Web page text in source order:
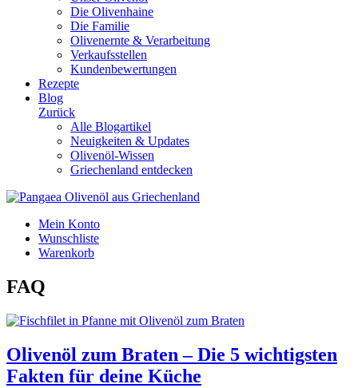
Die Olivenhaine
Die Familie
Olivenernte & Verarbeitung
Verkaufsstellen
Kundenbewertungen
Rezepte
Blog
Zurück
Alle Blogartikel
Neuigkeiten & Updates
Olivenöl-Wissen
Griechenland entdecken
Mein Konto
Wunschliste
Warenkorb
FAQ
Olivenöl zum Braten – Die 5 wichtigsten
Fakten für deine Küche